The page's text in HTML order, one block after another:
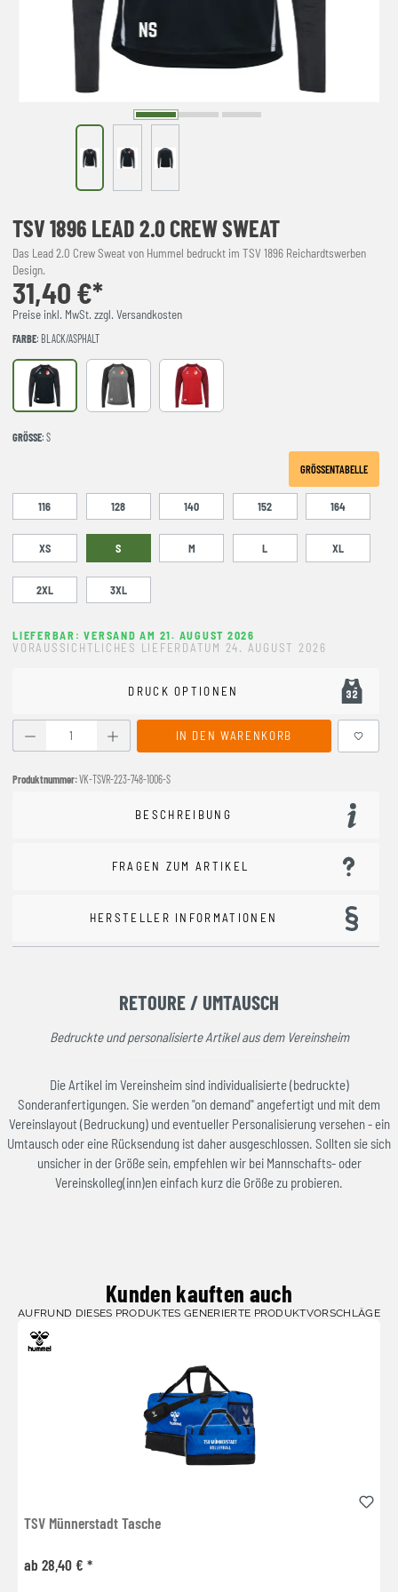
TSV 1896 LEAD 2.0 CREW SWEAT
Das Lead 2.0 Crew Sweat von Hummel bedruckt im TSV 1896 Reichardtswerben
Design.
31,40 €*
Preise inkl. MwSt. zzgl. Versandkosten
FARBE: BLACK/ASPHALT
BLACK/ASPHALT STEEL GRAY/ASPHALTTRUE RED/MAROON
GRÖSSE : S
GRÖSSENTABELLE
116 128 140 152 164
XS S M L XL
2XL 3XL
LIEFERBAR: VERSAND AM 21. AUGUST 2026
VORAUSSICHTLICHES LIEFERDATUM 24. AUGUST 2026
DRUCK OPTIONEN
Produkt Anzahl: Gib den gewünschten Wert ein oder
IN DEN WARENKORB
Produktnummer:VK-TSVR-223-748-1006-S
BESCHREIBUNG
FRAGEN ZUM ARTIKEL
HERSTELLER INFORMATIONEN
RETOURE / UMTAUSCH
Bedruckte und personalisierte Artikel aus dem Vereinsheim
Die Artikel im Vereinsheim sind individualisierte (bedruckte)
Sonderanfertigungen. Sie werden "on demand" angefertigt und mit dem
Vereinslayout (Bedruckung) und eventueller Personalisierung versehen - ein
Umtausch oder eine Rücksendung ist daher ausgeschlossen. Sollten sie sich
unsicher in der Größe sein, empfehlen wir bei Mannschafts- oder
Vereinskolleg(inn)en einfach kurz die Größe zu probieren.
Kunden kauften auch
AUFRUND DIESES PRODUKTES GENERIERTE PRODUKTVORSCHLÄGE
TSV Münnerstadt Tasche
ab 28,40 € *